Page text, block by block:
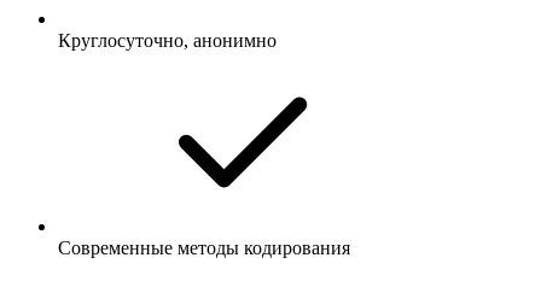
Круглосуточно, анонимно
Современные методы кодирования